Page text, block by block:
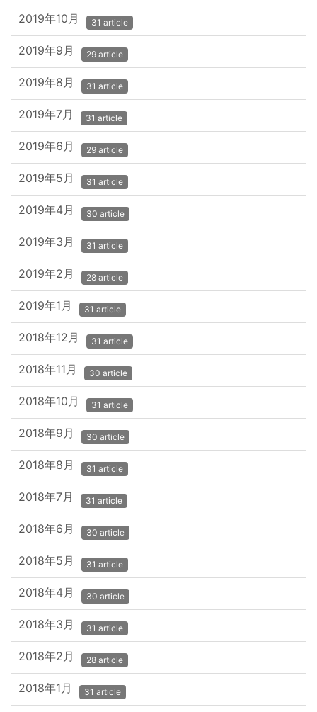
2019年10月 31 article
2019年9月 29 article
2019年8月 31 article
2019年7月 31 article
2019年6月 29 article
2019年5月 31 article
2019年4月 30 article
2019年3月 31 article
2019年2月 28 article
2019年1月 31 article
2018年12月 31 article
2018年11月 30 article
2018年10月 31 article
2018年9月 30 article
2018年8月 31 article
2018年7月 31 article
2018年6月 30 article
2018年5月 31 article
2018年4月 30 article
2018年3月 31 article
2018年2月 28 article
2018年1月 31 article